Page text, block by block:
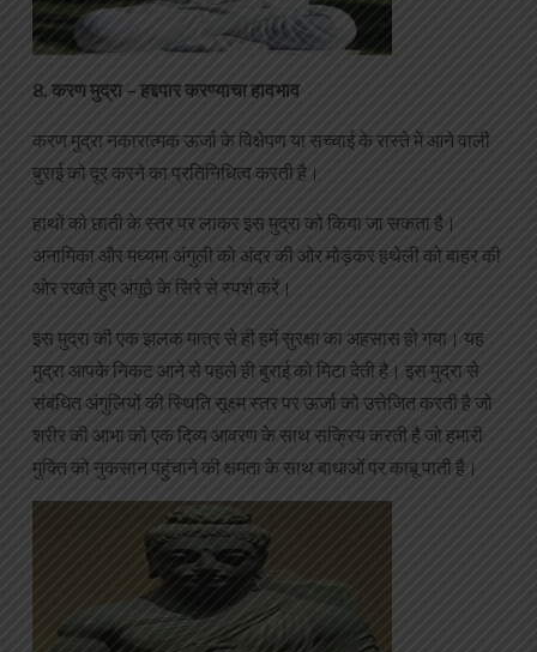
8. करण मुद्रा – हद्दपार करण्याचा हावभाव
करण मुद्रा नकारात्मक ऊर्जा के विक्षेपण या सच्चाई के रास्ते में आने वाली
बुराई को दूर करने का प्रतिनिधित्व करती है।
हाथों को छाती के स्तर पर लाकर इस मुद्रा को किया जा सकता है।
अनामिका और मध्यमा अंगुली को अंदर की ओर मोड़कर हथेली को बाहर की
ओर रखते हुए अंगूठे के सिरे से स्पर्श करें।
इस मुद्रा की एक झलक मात्र से ही हमें सुरक्षा का अहसास हो गया। यह
मुद्रा आपके निकट आने से पहले ही बुराई को मिटा देती है। इस मुद्रा से
संबंधित अंगुलियों की स्थिति सूक्ष्म स्तर पर ऊर्जा को उत्तेजित करती है जो
शरीर की आभा को एक दिव्य आवरण के साथ सक्रिय करती है जो हमारी
मुक्ति को नुकसान पहुंचाने की क्षमता के साथ बाधाओं पर काबू पाती है।